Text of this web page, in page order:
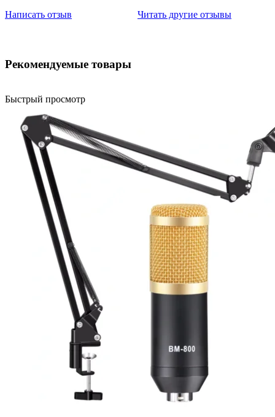
Написать отзыв
Читать другие отзывы
Рекомендуемые товары
Быстрый просмотр